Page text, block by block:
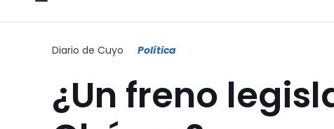
Diario de Cuyo Política
¿Un freno